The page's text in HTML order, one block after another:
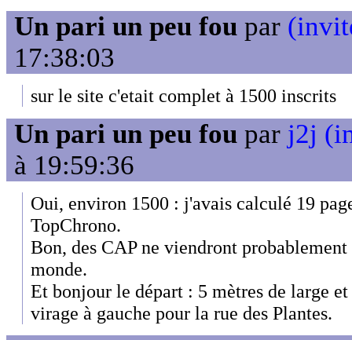
Un pari un peu fou par
17:38:03
sur le site c'etait complet à 1500 inscrits
Un pari un peu fou par j2j
à 19:59:36
Oui, environ 1500 : j'avais calculé 19
TopChrono.
Bon, des CAP ne viendront
monde.
Et bonjour le départ : 5 mètres de large
virage à gauche pour la rue des Plantes.